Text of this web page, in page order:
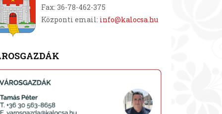
Fax: 36-78-462-375
Központi email: info@kalocsa.hu